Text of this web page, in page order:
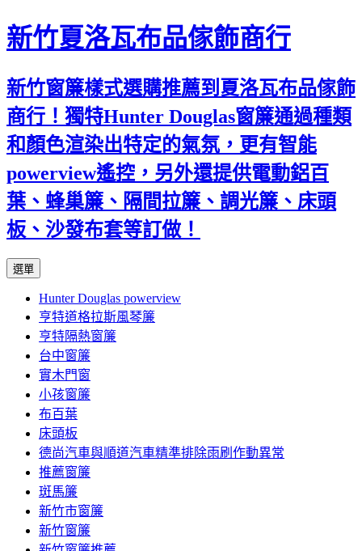
新竹夏洛瓦布品傢飾商行
新竹窗簾樣式選購推薦到夏洛瓦布品傢飾
商行！獨特Hunter Douglas窗簾通過種類
和顏色渲染出特定的氣氛，更有智能
powerview遙控，另外還提供電動鋁百
葉、蜂巢簾、隔間拉簾、調光簾、床頭
板、沙發布套等訂做！
選單
內
容
Hunter Douglas powerview
亨特道格拉斯風琴簾
亨特隔熱窗簾
台中窗簾
實木門窗
小孩窗簾
布百葉
床頭板
德尚汽車與順道汽車精準排除雨刷作動異常
推薦窗簾
斑馬簾
新竹市窗簾
新竹窗簾